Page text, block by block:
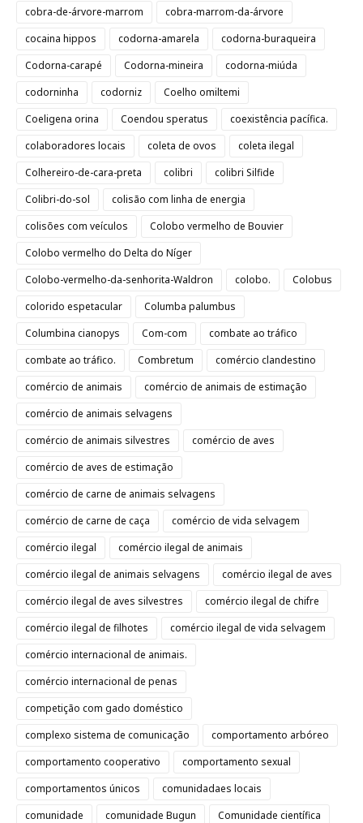
cobra-de-árvore-marrom
cobra-marrom-da-árvore
cocaina hippos
codorna-amarela
codorna-buraqueira
Codorna-carapé
Codorna-mineira
codorna-miúda
codorninha
codorniz
Coelho omiltemi
Coeligena orina
Coendou speratus
coexistência pacífica.
colaboradores locais
coleta de ovos
coleta ilegal
Colhereiro-de-cara-preta
colibri
colibri Silfide
Colibri-do-sol
colisão com linha de energia
colisões com veículos
Colobo vermelho de Bouvier
Colobo vermelho do Delta do Níger
Colobo-vermelho-da-senhorita-Waldron
colobo.
Colobus
colorido espetacular
Columba palumbus
Columbina cianopys
Com-com
combate ao tráfico
combate ao tráfico.
Combretum
comércio clandestino
comércio de animais
comércio de animais de estimação
comércio de animais selvagens
comércio de animais silvestres
comércio de aves
comércio de aves de estimação
comércio de carne de animais selvagens
comércio de carne de caça
comércio de vida selvagem
comércio ilegal
comércio ilegal de animais
comércio ilegal de animais selvagens
comércio ilegal de aves
comércio ilegal de aves silvestres
comércio ilegal de chifre
comércio ilegal de filhotes
comércio ilegal de vida selvagem
comércio internacional de animais.
comércio internacional de penas
competição com gado doméstico
complexo sistema de comunicação
comportamento arbóreo
comportamento cooperativo
comportamento sexual
comportamentos únicos
comunidadaes locais
comunidade
comunidade Bugun
Comunidade científica